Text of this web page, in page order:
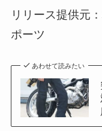
リリース提供元
ポーツ
あわせて読みたい